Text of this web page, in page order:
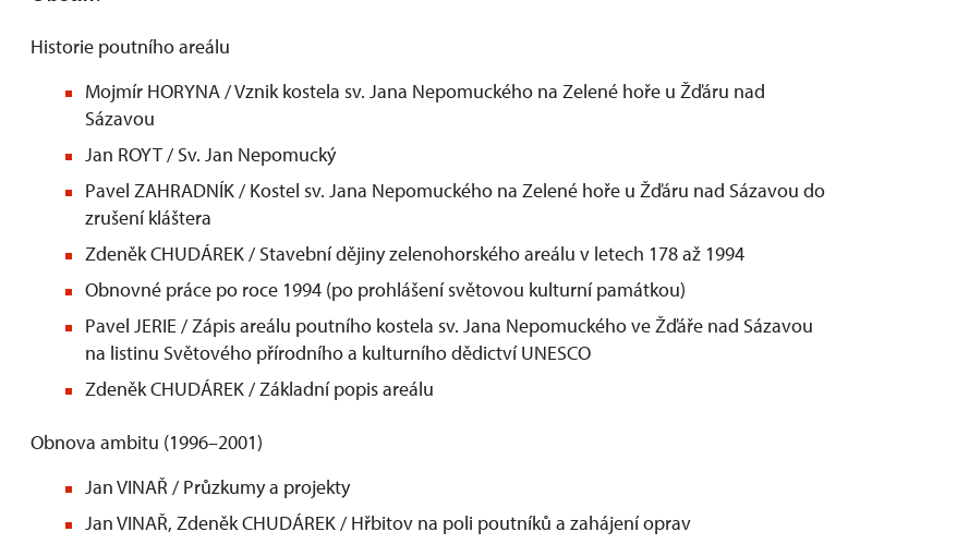
Historie poutního areálu
Mojmír HORYNA / Vznik kostela sv. Jana Nepomuckého na Zelené hoře u Žďáru nad
Sázavou
Jan ROYT / Sv. Jan Nepomucký
Pavel ZAHRADNÍK / Kostel sv. Jana Nepomuckého na Zelené hoře u Žďáru nad Sázavou do
zrušení kláštera
Zdeněk CHUDÁREK / Stavební dějiny zelenohorského areálu v letech 178 až 1994
Obnovné práce po roce 1994 (po prohlášení světovou kulturní památkou)
Pavel JERIE / Zápis areálu poutního kostela sv. Jana Nepomuckého ve Žďáře nad Sázavou
na listinu Světového přírodního a kulturního dědictví UNESCO
Zdeněk CHUDÁREK / Základní popis areálu
Obnova ambitu (1996–2001)
Jan VINAŘ / Průzkumy a projekty
Jan VINAŘ, Zdeněk CHUDÁREK / Hřbitov na poli poutníků a zahájení oprav